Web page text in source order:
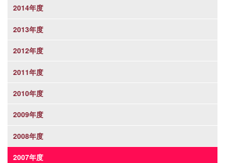
2014年度
2013年度
2012年度
2011年度
2010年度
2009年度
2008年度
2007年度